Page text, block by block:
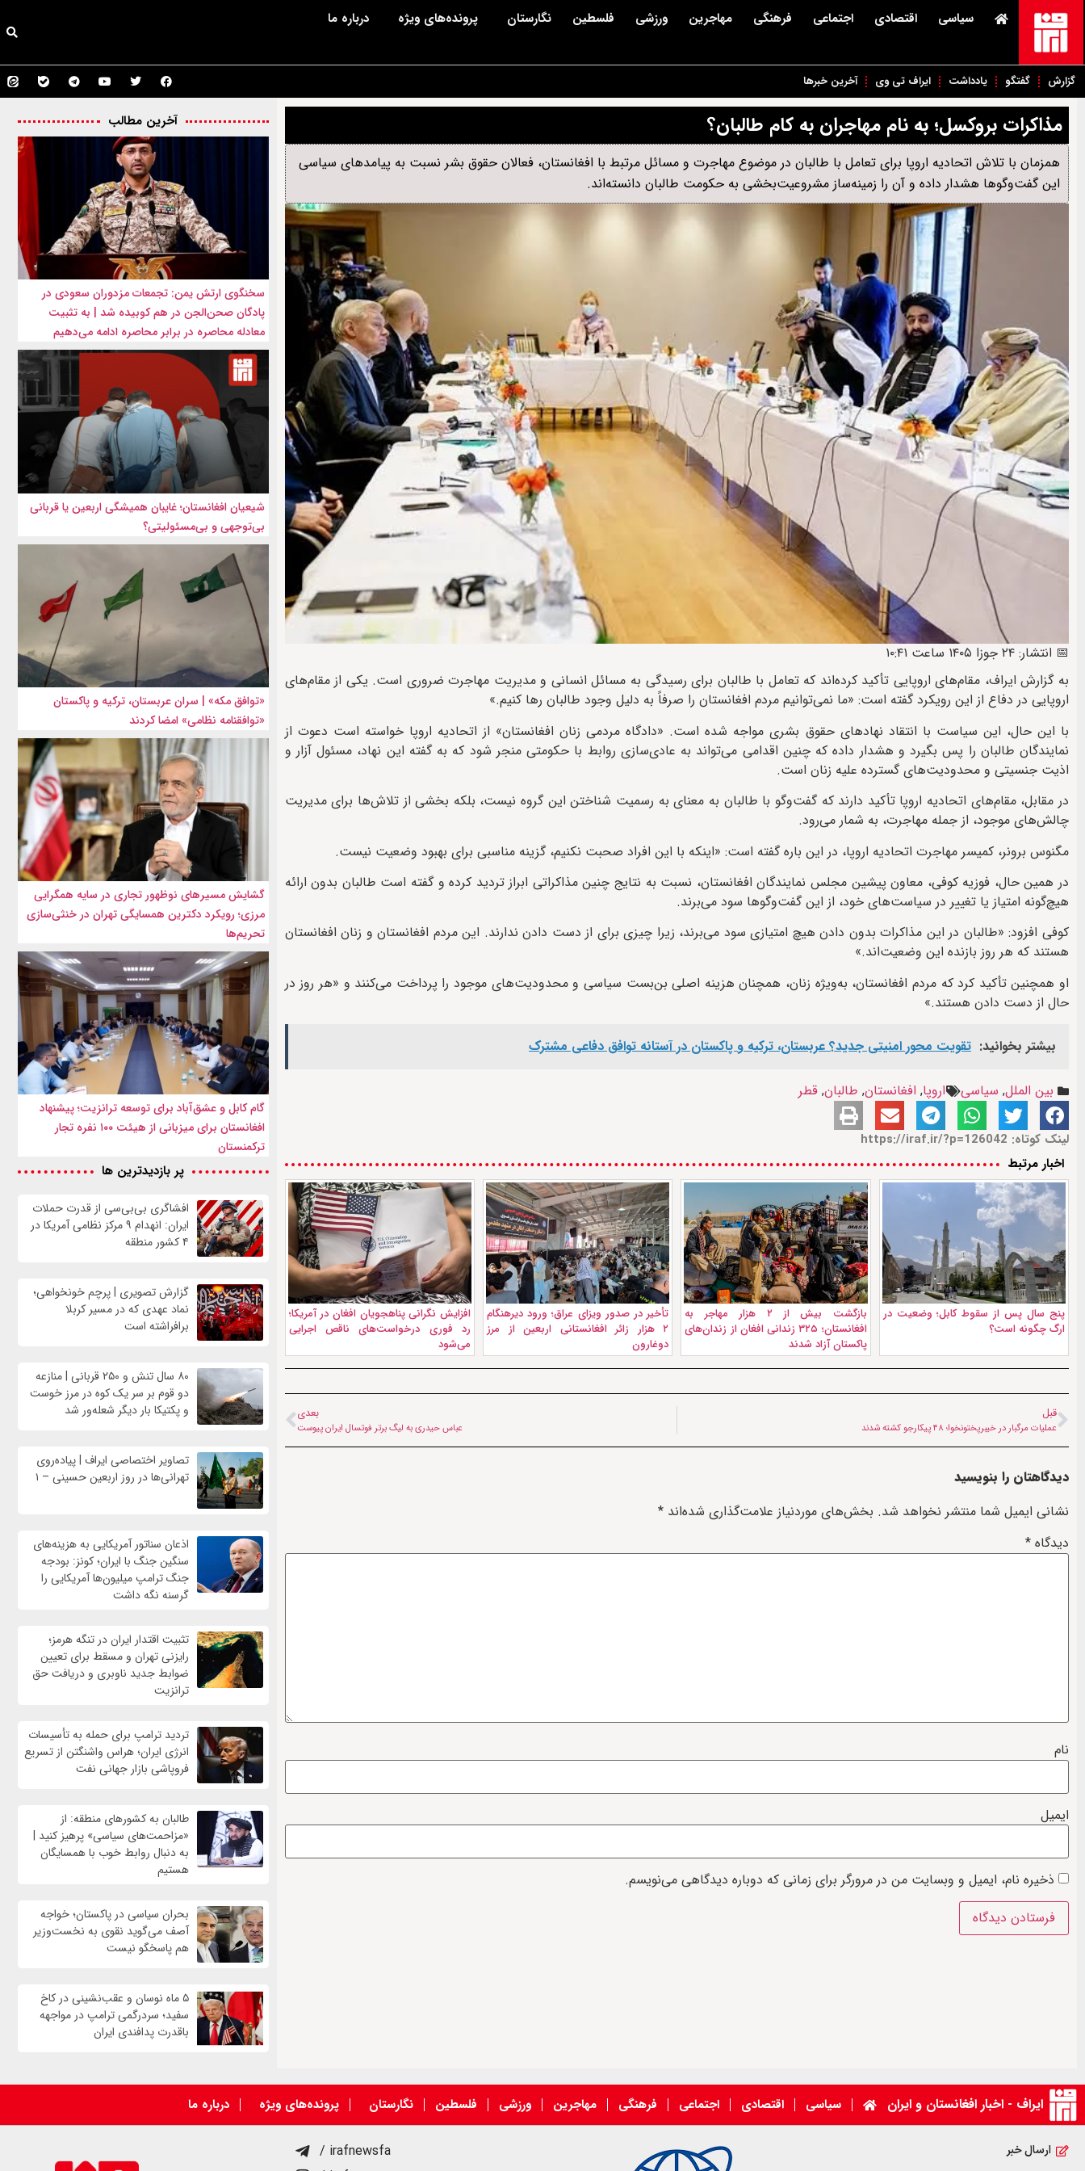
سیاسی اقتصادی اجتماعی فرهنگی مهاجرین ورزشی فلسطین نگارستان پرونده‌های ویژه درباره ما
گزارش گفتگو یادداشت ایراف تی وی آخرین خبرها
مذاکرات بروکسل؛ به نام مهاجران به کام طالبان؟
همزمان با تلاش اتحادیه اروپا برای تعامل با طالبان در موضوع مهاجرت و مسائل مرتبط با افغانستان، فعالان حقوق بشر نسبت به پیامدهای سیاسی
این گفت‌وگوها هشدار داده و آن را زمینه‌ساز مشروعیت‌بخشی به حکومت طالبان دانسته‌اند.
📅 انتشار: ۲۴ جوزا ۱۴۰۵ ساعت ۱۰:۴۱
به گزارش ایراف، مقام‌های اروپایی تأکید کرده‌اند که تعامل با طالبان برای رسیدگی به مسائل انسانی و مدیریت مهاجرت ضروری است. یکی از مقام‌های
اروپایی در دفاع از این رویکرد گفته است: «ما نمی‌توانیم مردم افغانستان را صرفاً به دلیل وجود طالبان رها کنیم.»
با این حال، این سیاست با انتقاد نهادهای حقوق بشری مواجه شده است. «دادگاه مردمی زنان افغانستان» از اتحادیه اروپا خواسته است دعوت از
نمایندگان طالبان را پس بگیرد و هشدار داده که چنین اقدامی می‌تواند به عادی‌سازی روابط با حکومتی منجر شود که به گفته این نهاد، مسئول آزار و
اذیت جنسیتی و محدودیت‌های گسترده علیه زنان است.
در مقابل، مقام‌های اتحادیه اروپا تأکید دارند که گفت‌وگو با طالبان به معنای به رسمیت شناختن این گروه نیست، بلکه بخشی از تلاش‌ها برای مدیریت
چالش‌های موجود، از جمله مهاجرت، به شمار می‌رود.
مگنوس برونر، کمیسر مهاجرت اتحادیه اروپا، در این باره گفته است: «اینکه با این افراد صحبت نکنیم، گزینه مناسبی برای بهبود وضعیت نیست.
در همین حال، فوزیه کوفی، معاون پیشین مجلس نمایندگان افغانستان، نسبت به نتایج چنین مذاکراتی ابراز تردید کرده و گفته است طالبان بدون ارائه
هیچ‌گونه امتیاز یا تغییر در سیاست‌های خود، از این گفت‌وگوها سود می‌برند.
کوفی افزود: «طالبان در این مذاکرات بدون دادن هیچ امتیازی سود می‌برند، زیرا چیزی برای از دست دادن ندارند. این مردم افغانستان و زنان افغانستان
هستند که هر روز بازنده این وضعیت‌اند.»
او همچنین تأکید کرد که مردم افغانستان، به‌ویژه زنان، همچنان هزینه اصلی بن‌بست سیاسی و محدودیت‌های موجود را پرداخت می‌کنند و «هر روز در
حال از دست دادن هستند.»
بیشتر بخوانید: تقویت محور امنیتی جدید؟ عربستان، ترکیه و پاکستان در آستانه توافق دفاعی مشترک
بین الملل, سیاسی اروپا, افغانستان, طالبان, قطر
لینک کوتاه: https://iraf.ir/?p=126042
اخبار مرتبط
پنج سال پس از سقوط کابل؛ وضعیت در
ارگ چگونه است؟
بازگشت بیش از ۲ هزار مهاجر به
افغانستان؛ ۳۲۵ زندانی افغان از زندان‌های
پاکستان آزاد شدند
تأخیر در صدور ویزای عراق؛ ورود دیرهنگام
۲ هزار زائر افغانستانی اربعین از مرز
دوغارون
افزایش نگرانی پناهجویان افغان در آمریکا؛
رد فوری درخواست‌های ناقص اجرایی
می‌شود
قبل
عملیات مرگبار در خیبرپختونخوا؛ ۴۸ پیکارجو کشته شدند
بعدی
عباس حیدری به لیگ برتر فوتسال ایران پیوست
دیدگاهتان را بنویسید
نشانی ایمیل شما منتشر نخواهد شد. بخش‌های موردنیاز علامت‌گذاری شده‌اند *
دیدگاه *
نام
ایمیل
ذخیره نام، ایمیل و وبسایت من در مرورگر برای زمانی که دوباره دیدگاهی می‌نویسم.
آخرین مطالب
سخنگوی ارتش یمن: تجمعات مزدوران سعودی در
پادگان صحن‌الجن در هم کوبیده شد | به تثبیت
معادله محاصره در برابر محاصره ادامه می‌دهیم
شیعیان افغانستان؛ غایبان همیشگی اربعین یا قربانی
بی‌توجهی و بی‌مسئولیتی؟
«توافق مکه» | سران عربستان، ترکیه و پاکستان
«توافقنامه نظامی» امضا کردند
گشایش مسیرهای نوظهور تجاری در سایه همگرایی
مرزی؛ رویکرد دکترین همسایگی تهران در خنثی‌سازی
تحریم‌ها
گام کابل و عشق‌آباد برای توسعه ترانزیت؛ پیشنهاد
افغانستان برای میزبانی از هیئت ۱۰۰ نفره تجار
ترکمنستان
پر بازدیدترین ها
افشاگری بی‌بی‌سی از قدرت حملات
ایران: انهدام ۹ مرکز نظامی آمریکا در
۴ کشور منطقه
گزارش تصویری | پرچم خونخواهی؛
نماد عهدی که در مسیر کربلا
برافراشته است
۸۰ سال تنش و ۲۵۰ قربانی | منازعه
دو قوم بر سر یک کوه در مرز خوست
و پکتیکا بار دیگر شعله‌ور شد
تصاویر اختصاصی ایراف | پیاده‌روی
تهرانی‌ها در روز اربعین حسینی – ۱
اذعان سناتور آمریکایی به هزینه‌های
سنگین جنگ با ایران؛ کونز: بودجه
جنگ ترامپ میلیون‌ها آمریکایی را
گرسنه نگه داشت
تثبیت اقتدار ایران در تنگه هرمز؛
رایزنی تهران و مسقط برای تعیین
ضوابط جدید ناوبری و دریافت حق
ترانزیت
تردید ترامپ برای حمله به تأسیسات
انرژی ایران؛ هراس واشنگتن از تسریع
فروپاشی بازار جهانی نفت
طالبان به کشورهای منطقه: از
«مزاحمت‌های سیاسی» پرهیز کنید |
به دنبال روابط خوب با همسایگان
هستیم
بحران سیاسی در پاکستان؛ خواجه
آصف می‌گوید نقوی به نخست‌وزیر
هم پاسخگو نیست
۵ ماه نوسان و عقب‌نشینی در کاخ
سفید؛ سردرگمی ترامپ در مواجهه
باقدرت پدافندی ایران
ایراف - اخبار افغانستان و ایران سیاسی اقتصادی اجتماعی فرهنگی مهاجرین ورزشی فلسطین نگارستان پرونده‌های ویژه درباره ما
ارسال خبر
/ irafnewsfa